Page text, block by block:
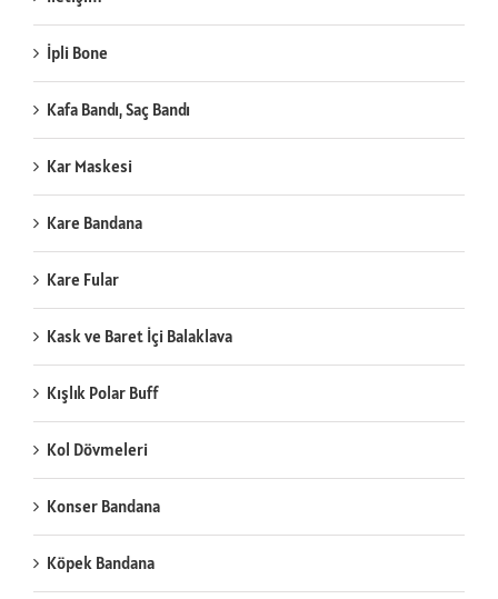
İpli Bone
Kafa Bandı, Saç Bandı
Kar Maskesi
Kare Bandana
Kare Fular
Kask ve Baret İçi Balaklava
Kışlık Polar Buff
Kol Dövmeleri
Konser Bandana
Köpek Bandana